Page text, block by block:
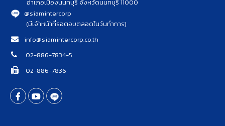
อำเภอเมืองนนทบุรี จังหวัดนนทบุรี 11000
@siamintercorp
(มีเจ้าหน้าที่รอตอบตลอดในวันทำการ)
info@siamintercorp.co.th
02-886-7834-5
02-886-7836